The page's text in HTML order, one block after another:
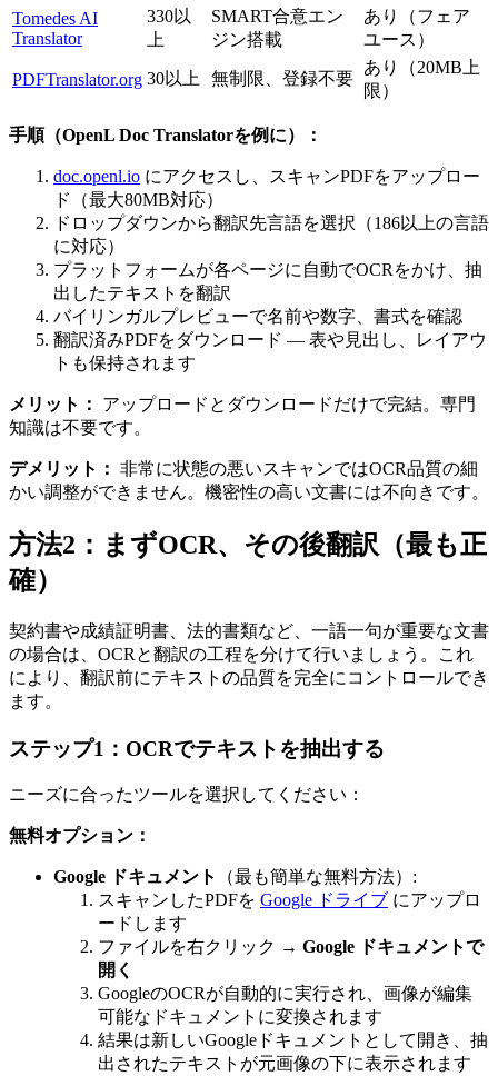
Tomedes AI
Translator
330以
上
SMART合意エン
ジン搭載
あり（フェア
ユース）
PDFTranslator.org 30以上 無制限、登録不要
あり（20MB上
限）
手順（OpenL Doc Translatorを例に）：
doc.openl.io にアクセスし、スキャンPDFをアップロー
ド（最大80MB対応）
ドロップダウンから翻訳先言語を選択（186以上の言語
に対応）
プラットフォームが各ページに自動でOCRをかけ、抽
出したテキストを翻訳
バイリンガルプレビューで名前や数字、書式を確認
翻訳済みPDFをダウンロード — 表や見出し、レイアウ
トも保持されます
メリット：
アップロードとダウンロードだけで完結。専門
知識は不要です。
デメリット： 非常に状態の悪いスキャンではOCR品質の細
かい調整ができません。機密性の高い文書には不向きです。
方法2：まずOCR、その後翻訳（最も正
確）
契約書や成績証明書、法的書類など、一語一句が重要な文書
の場合は、OCRと翻訳の工程を分けて行いましょう。これ
により、翻訳前にテキストの品質を完全にコントロールでき
ます。
ステップ1：OCRでテキストを抽出する
ニーズに合ったツールを選択してください：
無料オプション：
Google ドキュメント
（最も簡単な無料方法）:
スキャンしたPDFを Google ドライブ にアップロ
ードします
ファイルを右クリック → Google ドキュメントで
開く
GoogleのOCRが自動的に実行され、画像が編集
可能なドキュメントに変換されます
結果は新しいGoogleドキュメントとして開き、抽
出されたテキストが元画像の下に表示されます